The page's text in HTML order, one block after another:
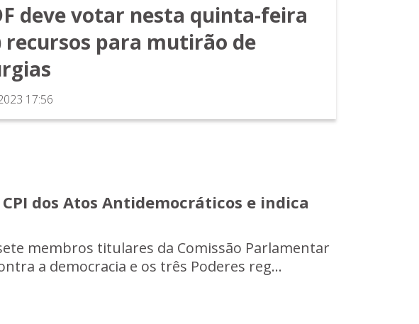
deve votar nesta quinta-feira
recursos para mutirão de
17:56
dos Atos Antidemocráticos e indica
membros titulares da Comissão Parlamentar
a democracia e os três Poderes reg...